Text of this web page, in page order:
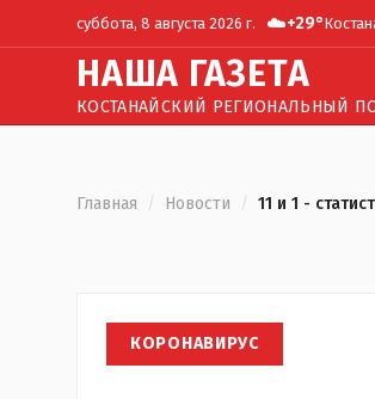
суббота, 8 августа 2026 г. ☁️+29°
НАША ГАЗЕТА
КОСТАНАЙСКИЙ РЕГИОНАЛЬНЫЙ
Главная / Новости / 11 и 1 -
КОРОНАВИРУС